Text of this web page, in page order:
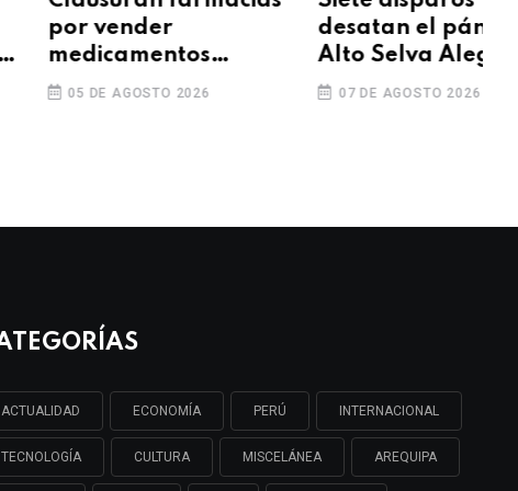
vender
en Mariano
DE AGOSTO 2026
desatan el pánico en
Alto Selva Alegre
07 DE AGOSTO 2026
ACTUALIDAD ECONOMÍA PERÚ INTERNACIONAL
TECNOLOGÍA CULTURA MISCELÁNEA AREQUIPA